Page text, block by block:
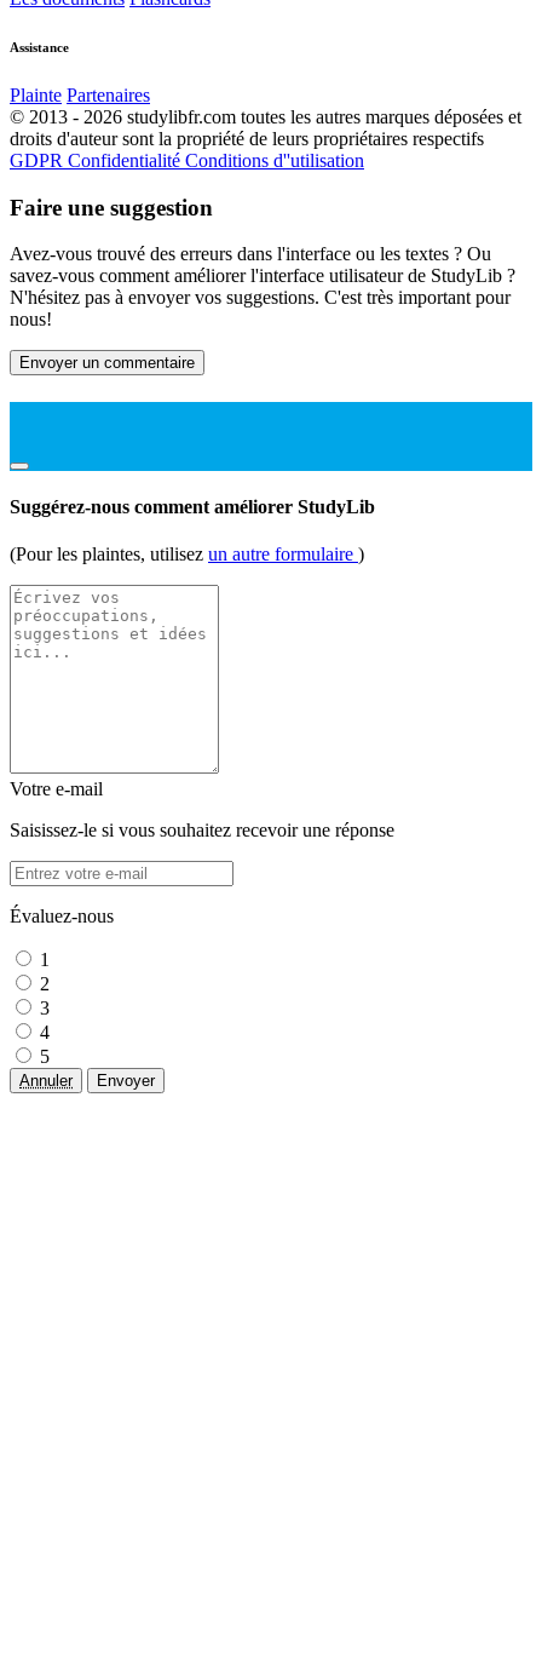
Assistance
Plainte Partenaires
© 2013 - 2026 studylibfr.com toutes les autres marques déposées et
droits d'auteur sont la propriété de leurs propriétaires respectifs
GDPR Confidentialité Conditions d''utilisation
Faire une suggestion
Avez-vous trouvé des erreurs dans l'interface ou les textes ? Ou
savez-vous comment améliorer l'interface utilisateur de StudyLib ?
N'hésitez pas à envoyer vos suggestions. C'est très important pour
nous!
Envoyer un commentaire
Suggérez-nous comment améliorer StudyLib
(Pour les plaintes, utilisez un autre formulaire )
Votre e-mail
Saisissez-le si vous souhaitez recevoir une réponse
Évaluez-nous
1
2
3
4
5
Annuler Envoyer